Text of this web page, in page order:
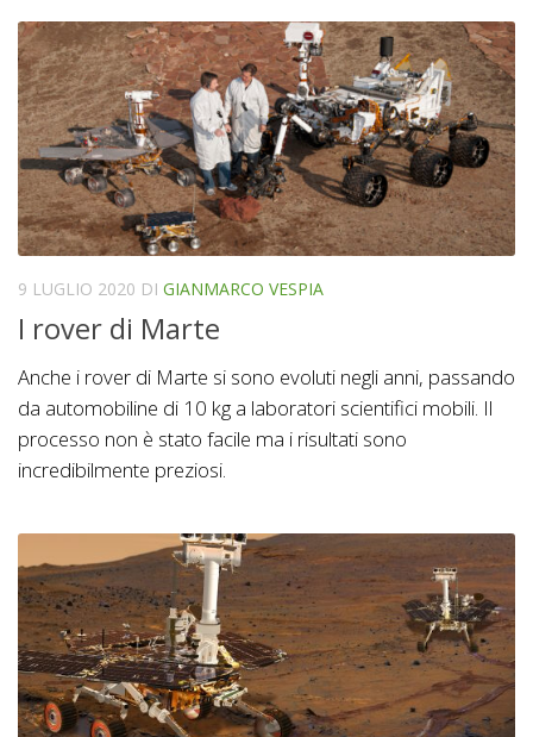
9 LUGLIO 2020 DI GIANMARCO VESPIA
I rover di Marte
Anche i rover di Marte si sono evoluti negli anni, passando
da automobiline di 10 kg a laboratori scientifici mobili. Il
processo non è stato facile ma i risultati sono
incredibilmente preziosi.